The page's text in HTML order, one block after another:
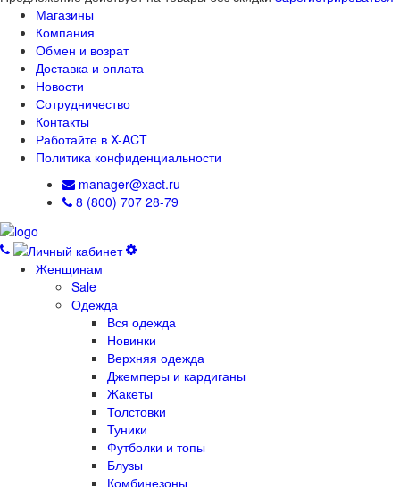
Магазины
Компания
Обмен и возрат
Доставка и оплата
Новости
Сотрудничество
Контакты
Работайте в X-ACT
Политика конфиденциальности
manager@xact.ru
8 (800) 707 28-79
Женщинам
Sale
Одежда
Вся одежда
Новинки
Верхняя одежда
Джемперы и кардиганы
Жакеты
Толстовки
Туники
Футболки и топы
Блузы
Комбинезоны